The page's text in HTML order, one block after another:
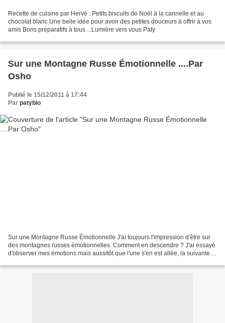
Recette de cuisine par Hervé : Petits biscuits de Noël à la cannelle et au
chocolat blanc Une belle idée pour avoir des petites douceurs à offrir à vos
amis Bons préparatifs à tous ...Lumière vers vous Paty
Sur une Montagne Russe Émotionnelle ....Par
Osho
Publié le 15/12/2011 à 17:44
Par patybio
Sur une Montagne Russe Émotionnelle J'ai toujours l'impression d'être sur
des montagnes russes émotionnelles. Comment en descendre ? J'ai essayé
d'observer mes émotions mais aussitôt que l'une s'en est allée, la suivante